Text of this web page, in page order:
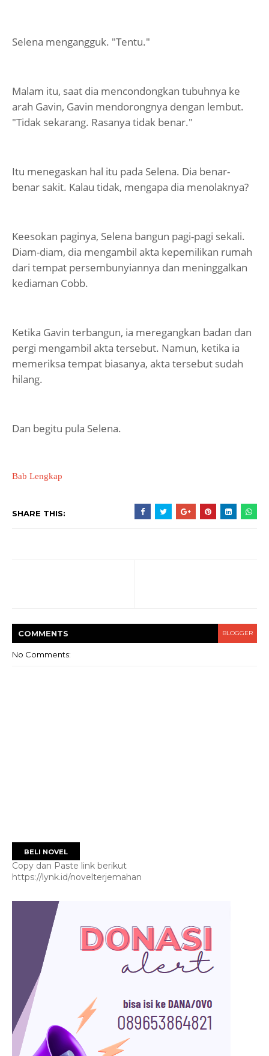
Selena mengangguk. "Tentu."
Malam itu, saat dia mencondongkan tubuhnya ke
arah Gavin, Gavin mendorongnya dengan lembut.
"Tidak sekarang. Rasanya tidak benar."
Itu menegaskan hal itu pada Selena. Dia benar-
benar sakit. Kalau tidak, mengapa dia menolaknya?
Keesokan paginya, Selena bangun pagi-pagi sekali.
Diam-diam, dia mengambil akta kepemilikan rumah
dari tempat persembunyiannya dan meninggalkan
kediaman Cobb.
Ketika Gavin terbangun, ia meregangkan badan dan
pergi mengambil akta tersebut. Namun, ketika ia
memeriksa tempat biasanya, akta tersebut sudah
hilang.
Dan begitu pula Selena.
Bab Lengkap
SHARE THIS:
COMMENTS BLOGGER
No Comments:
BELI NOVEL
Copy dan Paste link berikut
https://lynk.id/novelterjemahan